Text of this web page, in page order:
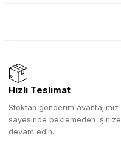
Hızlı Teslimat
Stoktan gönderim avantajımız
sayesinde beklemeden işinize
devam edin.